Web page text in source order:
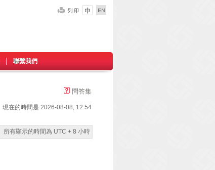
聯繫我們
問答集
現在的時間是 2026-08-08, 12:54
所有顯示的時間為 UTC + 8 小時